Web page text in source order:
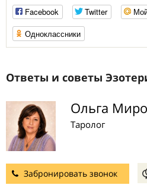
Facebook
Twitter
Одноклассники
Ответы и советы
Ольга
Таролог
Забронировать звонок